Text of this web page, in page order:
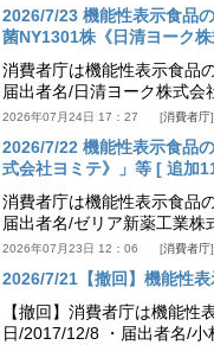
2026/7/23 機能性表示食品
菌NY1301株《日清ヨーク
消費者庁は機能性表示食品
届出者名/日清ヨーク株式
2026年07月24日 17：27 消費者庁
2026/7/22 機能性表示食品
式会社ヨミテ》」等 [ 追加
消費者庁は機能性表示食品
届出者名/ゼリア新薬工業
2026年07月23日 12：06 消費者庁
2026/7/21【撤回】機能性
【撤回】消費者庁は機能
日/2017/12/8 ・届出者名/